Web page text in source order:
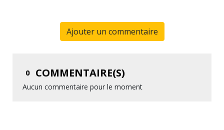
Ajouter un commentaire
0 COMMENTAIRE(S)
Aucun commentaire pour le moment